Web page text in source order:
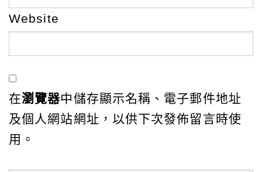
Website
在瀏覽器中儲存顯示名稱、電子郵件地址
及個人網站網址，以供下次發佈留言時使
用。